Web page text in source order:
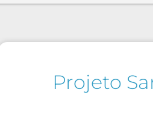
Projeto